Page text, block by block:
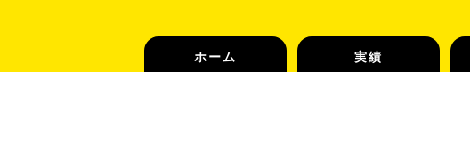
ホーム 実績